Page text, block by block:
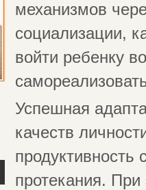
механизмов
социализации,
войти ребенку
Успешная
качеств
протекания. При